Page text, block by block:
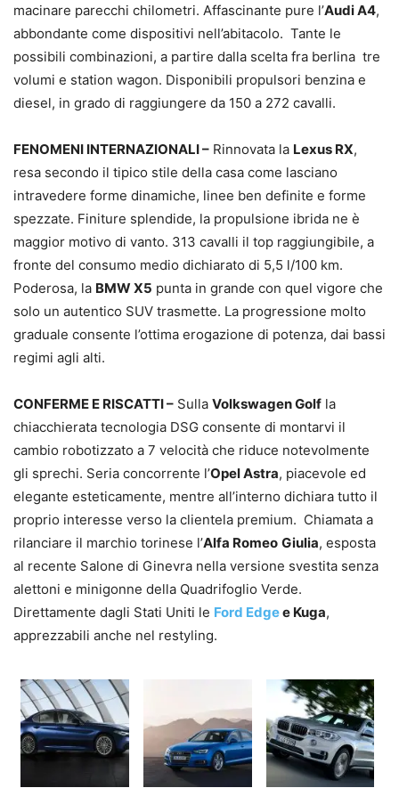
macinare parecchi chilometri. Affascinante pure l’Audi A4,
abbondante come dispositivi nell’abitacolo. Tante le
possibili combinazioni, a partire dalla scelta fra berlina tre
volumi e station wagon. Disponibili propulsori benzina e
diesel, in grado di raggiungere da 150 a 272 cavalli.
FENOMENI INTERNAZIONALI – Rinnovata la Lexus RX,
resa secondo il tipico stile della casa come lasciano
intravedere forme dinamiche, linee ben definite e forme
spezzate. Finiture splendide, la propulsione ibrida ne è
maggior motivo di vanto. 313 cavalli il top raggiungibile, a
fronte del consumo medio dichiarato di 5,5 l/100 km.
Poderosa, la BMW X5 punta in grande con quel vigore che
solo un autentico SUV trasmette. La progressione molto
graduale consente l’ottima erogazione di potenza, dai bassi
regimi agli alti.
CONFERME E RISCATTI – Sulla Volkswagen Golf la
chiacchierata tecnologia DSG consente di montarvi il
cambio robotizzato a 7 velocità che riduce notevolmente
gli sprechi. Seria concorrente l’Opel Astra, piacevole ed
elegante esteticamente, mentre all’interno dichiara tutto il
proprio interesse verso la clientela premium. Chiamata a
rilanciare il marchio torinese l’Alfa Romeo Giulia, esposta
al recente Salone di Ginevra nella versione svestita senza
alettoni e minigonne della Quadrifoglio Verde.
Direttamente dagli Stati Uniti le Ford Edgee Kuga,
apprezzabili anche nel restyling.